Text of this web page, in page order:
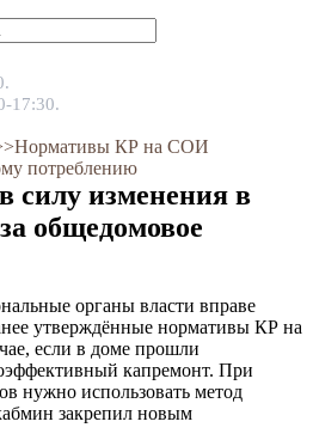
17:30.
Нормативы КР на СОИ
потреблению
силу изменения в
общедомовое
органы власти вправе
утверждённые нормативы КР на
если в доме прошли
капремонт. При
нужно использовать метод
закрепил новым